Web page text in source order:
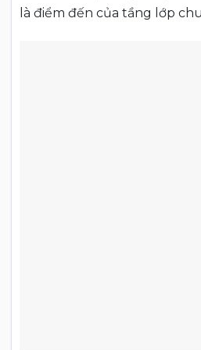
là điểm đến của tầng lớp